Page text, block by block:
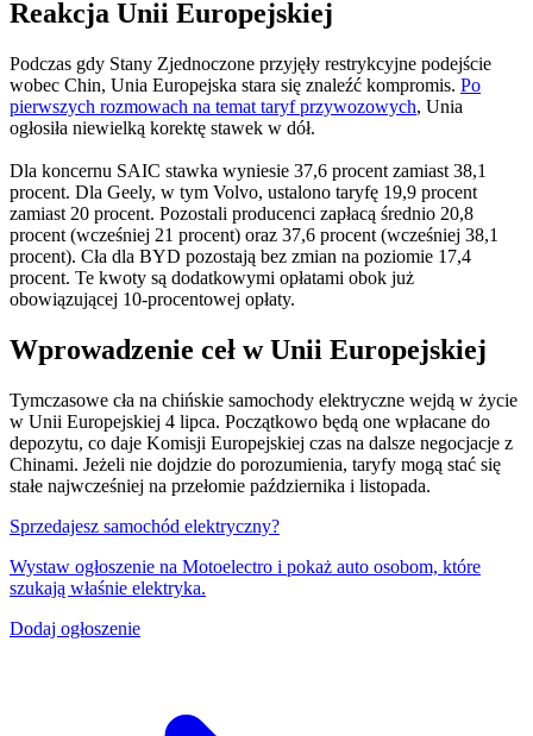
Reakcja Unii Europejskiej
Podczas gdy Stany Zjednoczone przyjęły restrykcyjne podejście
wobec Chin, Unia Europejska stara się znaleźć kompromis. Po
pierwszych rozmowach na temat taryf przywozowych, Unia
ogłosiła niewielką korektę stawek w dół.
Dla koncernu SAIC stawka wyniesie 37,6 procent zamiast 38,1
procent. Dla Geely, w tym Volvo, ustalono taryfę 19,9 procent
zamiast 20 procent. Pozostali producenci zapłacą średnio 20,8
procent (wcześniej 21 procent) oraz 37,6 procent (wcześniej 38,1
procent). Cła dla BYD pozostają bez zmian na poziomie 17,4
procent. Te kwoty są dodatkowymi opłatami obok już
obowiązującej 10-procentowej opłaty.
Wprowadzenie ceł w Unii Europejskiej
Tymczasowe cła na chińskie samochody elektryczne wejdą w życie
w Unii Europejskiej 4 lipca. Początkowo będą one wpłacane do
depozytu, co daje Komisji Europejskiej czas na dalsze negocjacje z
Chinami. Jeżeli nie dojdzie do porozumienia, taryfy mogą stać się
stałe najwcześniej na przełomie października i listopada.
Sprzedajesz samochód elektryczny?
Wystaw ogłoszenie na Motoelectro i pokaż auto osobom, które
szukają właśnie elektryka.
Dodaj ogłoszenie